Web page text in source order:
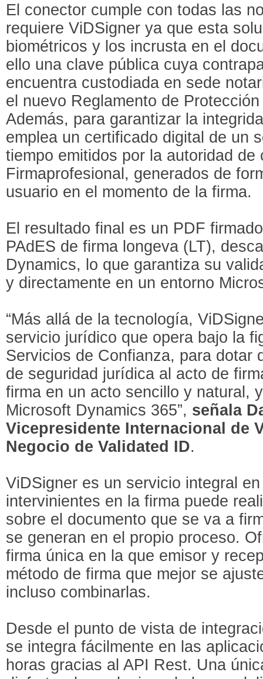
El conector cumple con todas las
requiere ViDSigner ya que esta
biométricos y los incrusta en el
ello una clave pública cuya
encuentra custodiada en sede
el nuevo Reglamento de
Además, para garantizar la
emplea un certificado digital de un
tiempo emitidos por la autoridad de
Firmaprofesional, generados de
usuario en el momento de la firma.
El resultado final es un PDF
PAdES de firma longeva (LT),
Dynamics, lo que garantiza su
y directamente en un entorno
“Más allá de la tecnología,
servicio jurídico que opera bajo la
Servicios de Confianza, para dotar
de seguridad jurídica al acto de
firma en un acto sencillo y natural,
Microsoft Dynamics 365”, señala
Vicepresidente Internacional de
Negocio de Validated ID.
ViDSigner es un servicio integral
intervinientes en la firma puede
sobre el documento que se va a
se generan en el propio proceso.
firma única en la que emisor y
método de firma que mejor se
incluso combinarlas.
Desde el punto de vista de
se integra fácilmente en las
horas gracias al API Rest. Una